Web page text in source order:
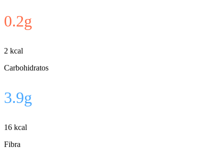
0.2g
2 kcal
Carbohidratos
3.9g
16 kcal
Fibra